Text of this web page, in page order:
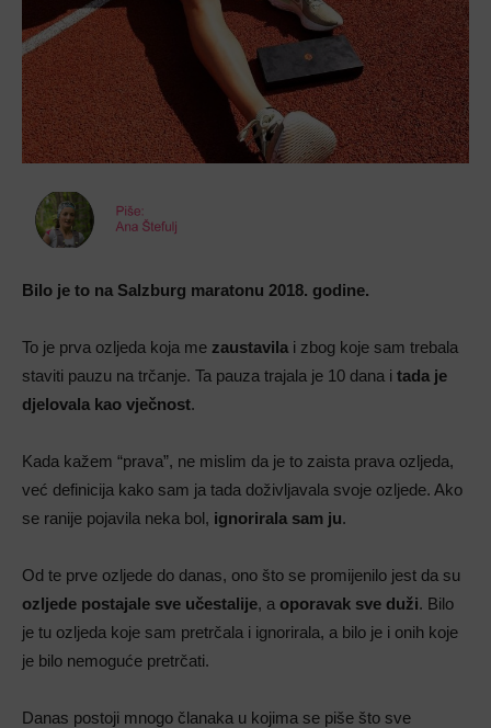
Bilo je to na Salzburg maratonu 2018. godine.
To je prva ozljeda koja me zaustavila i zbog koje sam trebala
staviti pauzu na trčanje. Ta pauza trajala je 10 dana i tada je
djelovala kao vječnost.
Kada kažem “prava”, ne mislim da je to zaista prava ozljeda,
već definicija kako sam ja tada doživljavala svoje ozljede. Ako
se ranije pojavila neka bol, ignorirala sam ju.
Od te prve ozljede do danas, ono što se promijenilo jest da su
ozljede postajale sve učestalije, a oporavak sve duži. Bilo
je tu ozljeda koje sam pretrčala i ignorirala, a bilo je i onih koje
je bilo nemoguće pretrčati.
Danas postoji mnogo članaka u kojima se piše što sve